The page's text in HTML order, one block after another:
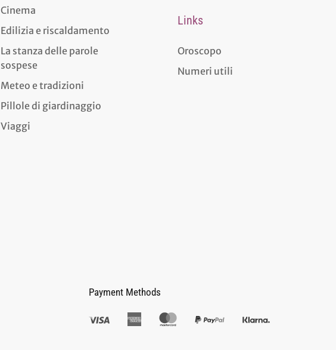
Cinema
Edilizia e riscaldamento
La stanza delle parole
sospese
Meteo e tradizioni
Pillole di giardinaggio
Viaggi
Links
Oroscopo
Numeri utili
Payment Methods